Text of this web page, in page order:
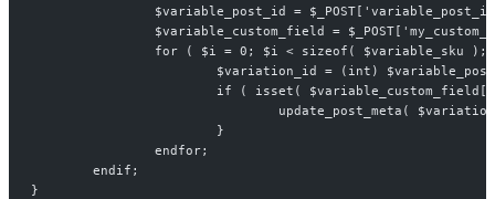
$variable_post_id =
$variable_custom_field =
for ( $i = 0; $i < sizeof( $variable_sku );
$variation_id = (int)
if ( isset(
update_post_meta(
			}
		endfor;
	endif;
}